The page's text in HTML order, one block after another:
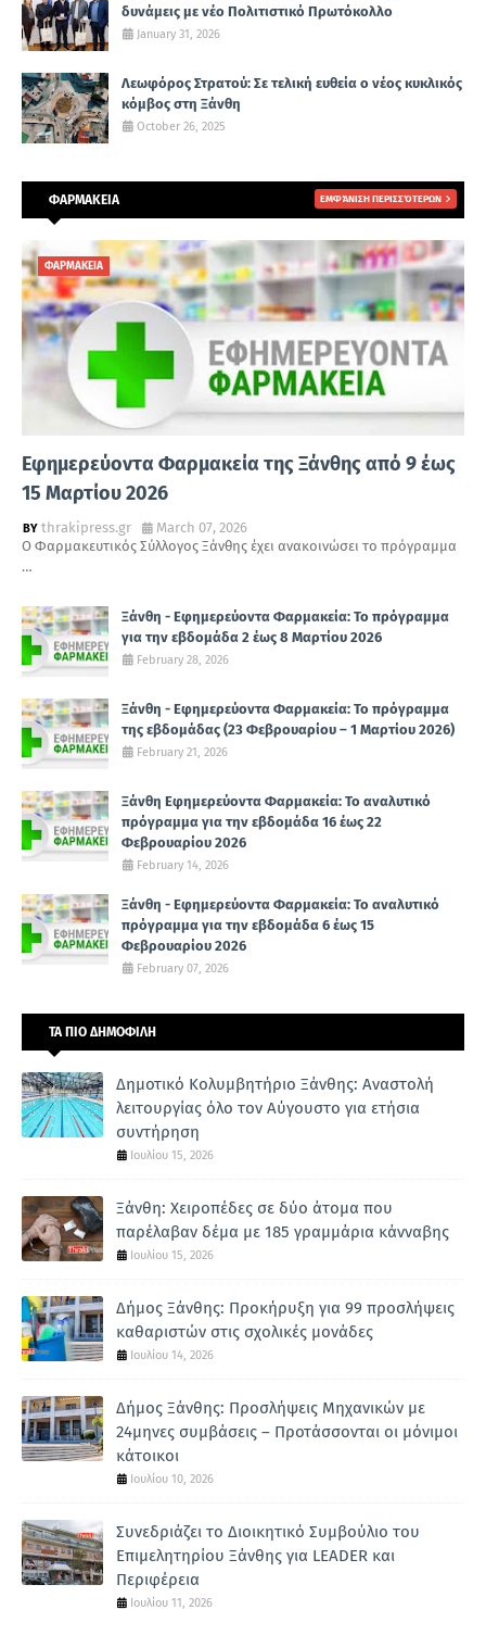
δυνάμεις με νέο Πολιτιστικό Πρωτόκολλο
January 31, 2026
Λεωφόρος Στρατού: Σε τελική ευθεία ο νέος κυκλικός
κόμβος στη Ξάνθη
October 26, 2025
ΦΑΡΜΑΚΕΙΑ ΕΜΦΆΝΙΣΗ ΠΕΡΙΣΣΌΤΕΡΩΝ
ΦΑΡΜΑΚΕΙΑ
Εφημερεύοντα Φαρμακεία της Ξάνθης από 9 έως
15 Μαρτίου 2026
thrakipress.gr
March 07, 2026
Ο Φαρμακευτικός Σύλλογος Ξάνθης έχει ανακοινώσει το πρόγραμμα
…
Ξάνθη - Εφημερεύοντα Φαρμακεία: Το πρόγραμμα
για την εβδομάδα 2 έως 8 Μαρτίου 2026
February 28, 2026
Ξάνθη - Εφημερεύοντα Φαρμακεία: Το πρόγραμμα
της εβδομάδας (23 Φεβρουαρίου – 1 Μαρτίου 2026)
February 21, 2026
Ξάνθη Εφημερεύοντα Φαρμακεία: Το αναλυτικό
πρόγραμμα για την εβδομάδα 16 έως 22
Φεβρουαρίου 2026
February 14, 2026
Ξάνθη - Εφημερεύοντα Φαρμακεία: Το αναλυτικό
πρόγραμμα για την εβδομάδα 6 έως 15
Φεβρουαρίου 2026
February 07, 2026
ΤΑ ΠΙΟ ΔΗΜΟΦΙΛΗ
Δημοτικό Κολυμβητήριο Ξάνθης: Αναστολή
λειτουργίας όλο τον Αύγουστο για ετήσια
συντήρηση
Ιουλίου 15, 2026
Ξάνθη: Χειροπέδες σε δύο άτομα που
παρέλαβαν δέμα με 185 γραμμάρια κάνναβης
Ιουλίου 15, 2026
Δήμος Ξάνθης: Προκήρυξη για 99 προσλήψεις
καθαριστών στις σχολικές μονάδες
Ιουλίου 14, 2026
Δήμος Ξάνθης: Προσλήψεις Μηχανικών με
24μηνες συμβάσεις – Προτάσσονται οι μόνιμοι
κάτοικοι
Ιουλίου 10, 2026
Συνεδριάζει το Διοικητικό Συμβούλιο του
Επιμελητηρίου Ξάνθης για LEADER και
Περιφέρεια
Ιουλίου 11, 2026